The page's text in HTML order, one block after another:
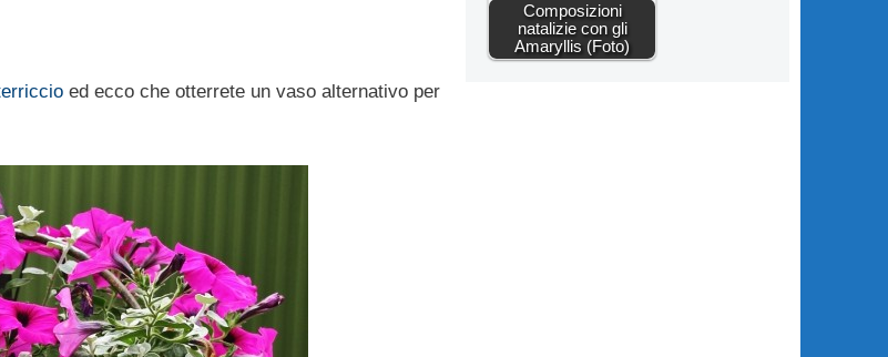
ed ecco che otterrete un vaso alternativo per
Composizioni
natalizie con gli
Amaryllis (Foto)